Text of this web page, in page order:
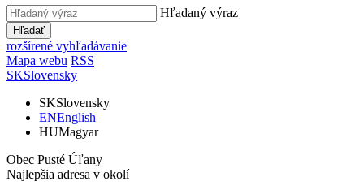
Hľadaný výraz
Hľadať
rozšírené vyhľadávanie
Mapa webu RSS
SKSlovensky
SKSlovensky
ENEnglish
HUMagyar
Obec Pusté Úľany
Najlepšia adresa v okolí